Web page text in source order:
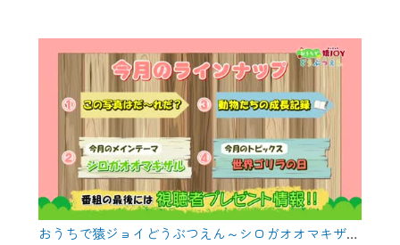
おうちで猿ジョイどうぶつえん～シロガオオマキザル～（2024年9月16日初回放送）